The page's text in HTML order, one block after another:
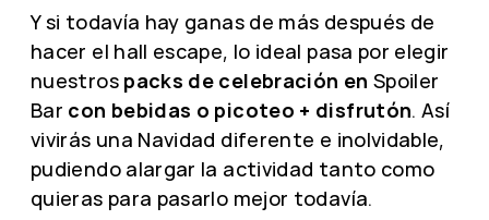
Y si todavía hay ganas de más después de
hacer el hall escape, lo ideal pasa por elegir
nuestros packs de celebración en Spoiler
Bar con bebidas o picoteo + disfrutón. Así
vivirás una Navidad diferente e inolvidable,
pudiendo alargar la actividad tanto como
quieras para pasarlo mejor todavía.